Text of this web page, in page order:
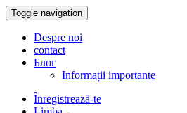
Toggle navigation
Despre noi
contact
Блог
Informații importante
Înregistrează-te